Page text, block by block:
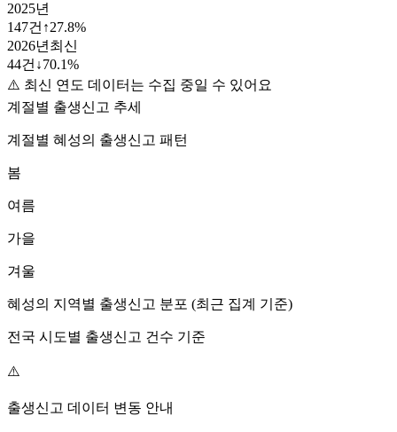
2025년
147건 ↑27.8%
2026년 최신
44건 ↓70.1%
⚠️ 최신 연도 데이터는 수집 중일 수 있어요
계절별 출생신고 추세
계절별 혜성의 출생신고 패턴
봄
여름
가을
겨울
혜성의 지역별 출생신고 분포 (최근 집계 기준)
전국 시도별 출생신고 건수 기준
⚠️
출생신고 데이터 변동 안내